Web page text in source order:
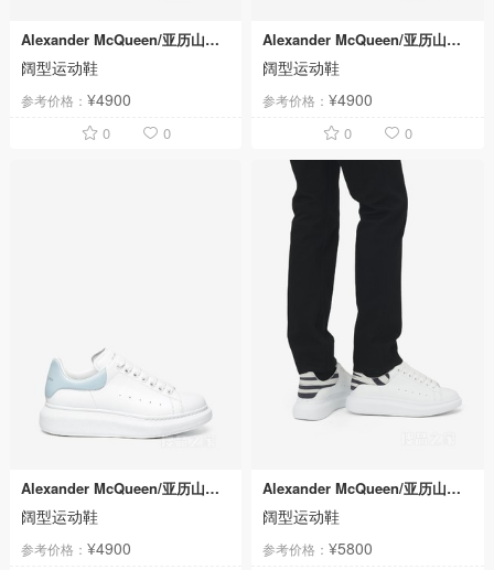
Alexander McQueen/亚历山大麦昆
阔型运动鞋
参考价格： ¥4900
0 0
Alexander McQueen/亚历山大麦昆
阔型运动鞋
参考价格：¥4900
0 0
Alexander McQueen/亚历山大麦昆
阔型运动鞋
参考价格： ¥4900
Alexander McQueen/亚历山大麦昆
阔型运动鞋
参考价格：¥5800